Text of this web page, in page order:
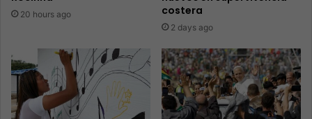
20 hours ago
costera
2 days ago